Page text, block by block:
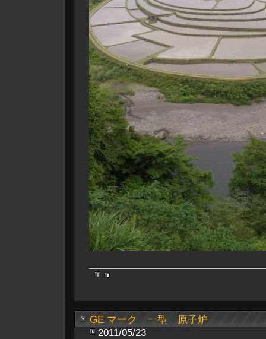
GE マーク 一型 原子炉
2011/05/23